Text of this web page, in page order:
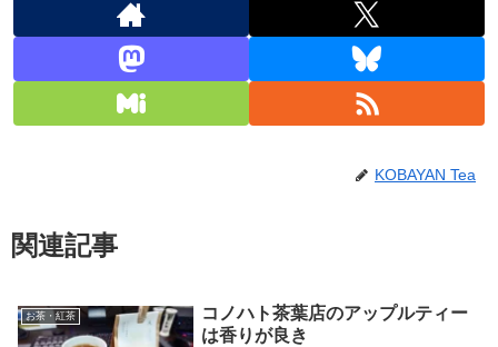
KOBAYAN Tea
関連記事
お茶・紅茶
コノハト茶葉店のアップルティー
は香りが良き